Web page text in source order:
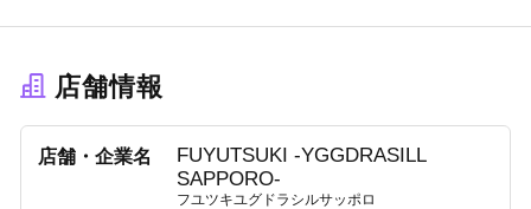
店舗情報
店舗・企業名
FUYUTSUKI -YGGDRASILL
SAPPORO-
フユツキユグドラシルサッポロ